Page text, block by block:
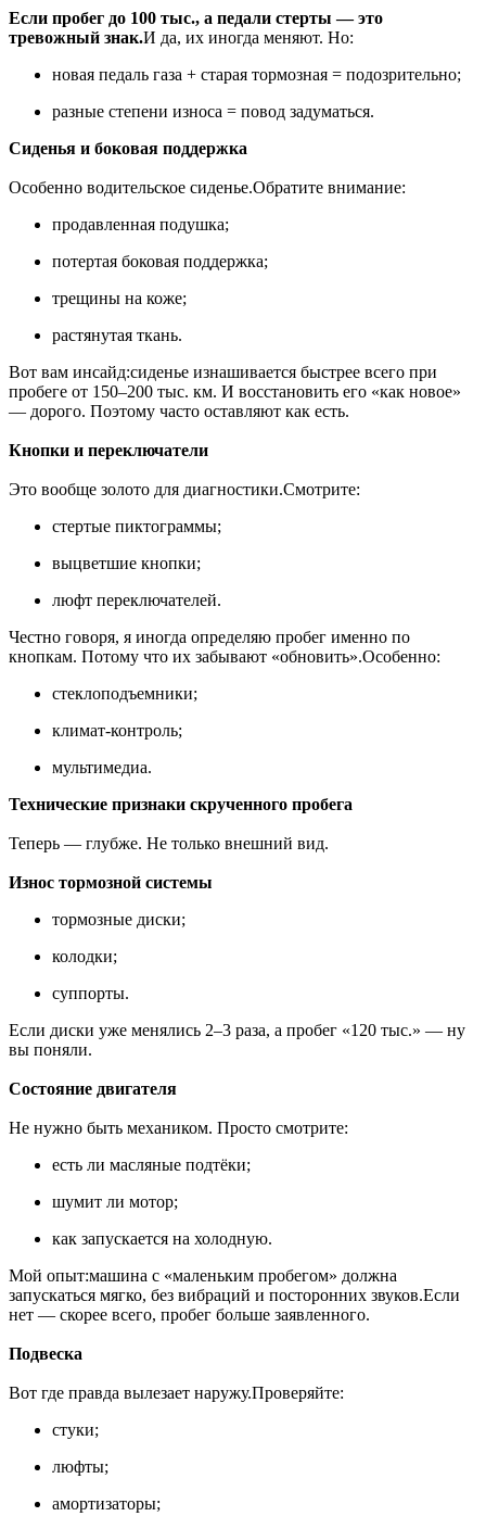
Если пробег до 100 тыс., а педали стерты — это
тревожный знак.И да, их иногда меняют. Но:
новая педаль газа + старая тормозная = подозрительно;
разные степени износа = повод задуматься.
Сиденья и боковая поддержка
Особенно водительское сиденье.Обратите внимание:
продавленная подушка;
потертая боковая поддержка;
трещины на коже;
растянутая ткань.
Вот вам инсайд:сиденье изнашивается быстрее всего при
пробеге от 150–200 тыс. км. И восстановить его «как новое»
— дорого. Поэтому часто оставляют как есть.
Кнопки и переключатели
Это вообще золото для диагностики.Смотрите:
стертые пиктограммы;
выцветшие кнопки;
люфт переключателей.
Честно говоря, я иногда определяю пробег именно по
кнопкам. Потому что их забывают «обновить».Особенно:
стеклоподъемники;
климат-контроль;
мультимедиа.
Технические признаки скрученного пробега
Теперь — глубже. Не только внешний вид.
Износ тормозной системы
тормозные диски;
колодки;
суппорты.
Если диски уже менялись 2–3 раза, а пробег «120 тыс.» — ну
вы поняли.
Состояние двигателя
Не нужно быть механиком. Просто смотрите:
есть ли масляные подтёки;
шумит ли мотор;
как запускается на холодную.
Мой опыт:машина с «маленьким пробегом» должна
запускаться мягко, без вибраций и посторонних звуков.Если
нет — скорее всего, пробег больше заявленного.
Подвеска
Вот где правда вылезает наружу.Проверяйте:
стуки;
люфты;
амортизаторы;